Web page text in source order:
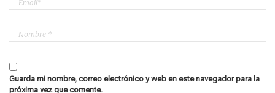
Guarda mi nombre, correo electrónico y web en este navegador para la
próxima vez que comente.